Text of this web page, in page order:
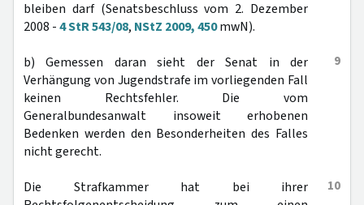
bleiben darf (Senatsbeschluss vom 2. Dezember
2008 -4 StR 543/08, NStZ 2009, 450mwN).
9
b) Gemessen daran sieht der Senat in der
Verhängung von Jugendstrafe im vorliegenden Fall
keinen Rechtsfehler. Die vom
Generalbundesanwalt insoweit erhobenen
Bedenken werden den Besonderheiten des Falles
nicht gerecht.
10
Die Strafkammer hat bei ihrer